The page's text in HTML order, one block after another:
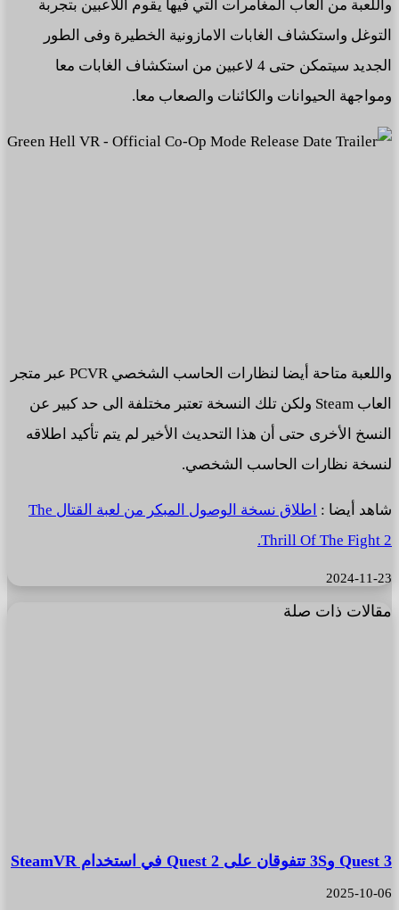
واللعبة من العاب المغامرات التي فيها يقوم اللاعبين بتجربة
التوغل واستكشاف الغابات الامازونية الخطيرة وفى الطور
الجديد سيتمكن حتى 4 لاعبين من استكشاف الغابات معا
ومواجهة الحيوانات والكائنات والصعاب معا.
واللعبة متاحة أيضا لنظارات الحاسب الشخصي PCVR عبر متجر
العاب Steam ولكن تلك النسخة تعتبر مختلفة الى حد كبير عن
النسخ الأخرى حتى أن هذا التحديث الأخير لم يتم تأكيد اطلاقه
لنسخة نظارات الحاسب الشخصي.
شاهد أيضا :
اطلاق نسخة الوصول المبكر من لعبة القتال The
Thrill Of The Fight 2.
2024-11-23
مقالات ذات صلة
Quest 3 و3S تتفوقان على Quest 2 في استخدام SteamVR
2025-10-06